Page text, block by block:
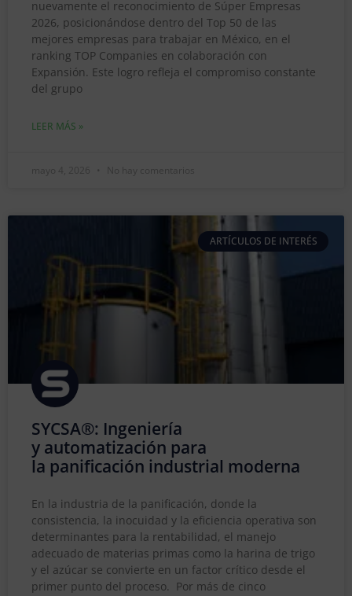
nuevamente el reconocimiento de Súper Empresas
2026, posicionándose dentro del Top 50 de las
mejores empresas para trabajar en México, en el
ranking TOP Companies en colaboración con
Expansión. Este logro refleja el compromiso constante
del grupo
LEER MÁS »
mayo 4, 2026 No hay comentarios
ARTÍCULOS DE INTERÉS
SYCSA®: Ingeniería
y automatización para
la panificación industrial moderna
En la industria de la panificación, donde la
consistencia, la inocuidad y la eficiencia operativa son
determinantes para la rentabilidad, el manejo
adecuado de materias primas como la harina de trigo
y el azúcar se convierte en un factor crítico desde el
primer punto del proceso. Por más de cinco